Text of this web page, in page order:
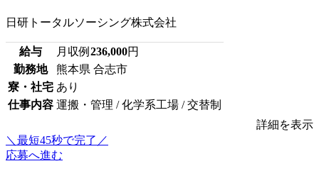
日研トータルソーシング株式会社
給与 月収例 236,000円
勤務地
熊本県 合志市
寮・社宅 あり
仕事内容 運搬・管理 / 化学系工場 / 交替制
詳細を表示
＼最短45秒で完了／
応募へ進む